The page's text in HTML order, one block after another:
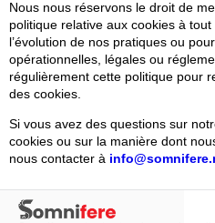
Nous nous réservons le droit de
politique relative aux cookies à
l’évolution de nos pratiques ou
opérationnelles, légales ou
régulièrement cette politique pour
des cookies.
Si vous avez des questions sur
cookies ou sur la manière dont
nous contacter à